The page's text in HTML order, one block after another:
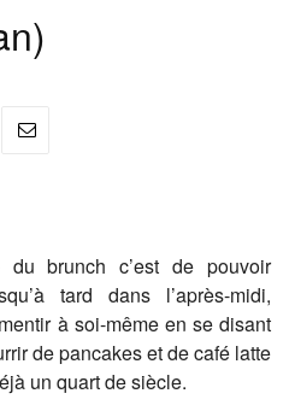
Singapore
du brunch c’est de pouvoir
tard dans l’après-midi,
à soi-même en se disant
de pancakes et de café latte
un quart de siècle.